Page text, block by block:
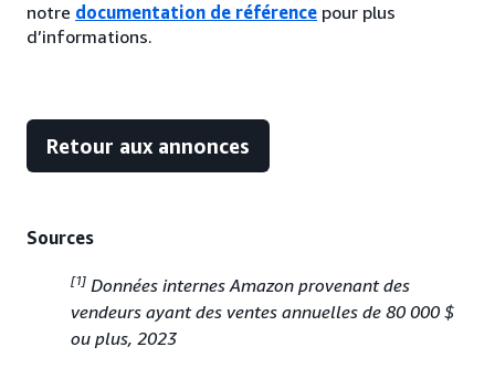
notre documentation de référence pour plus
d’informations.
Retour aux annonces
Sources
[1] Données internes Amazon provenant des
vendeurs ayant des ventes annuelles de 80 000 $
ou plus, 2023